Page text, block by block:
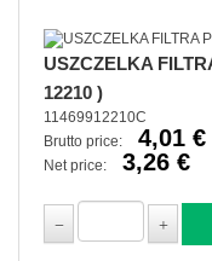
USZCZELKA
12210 )
11469912210C
Brutto price:
4,01 €
Net price: 3,26 €